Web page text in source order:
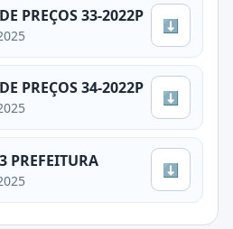
PREÇOS 33-2022P ⬇
PREÇOS 34-2022P ⬇
PREFEITURA ⬇